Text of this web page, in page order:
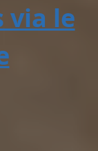
via le